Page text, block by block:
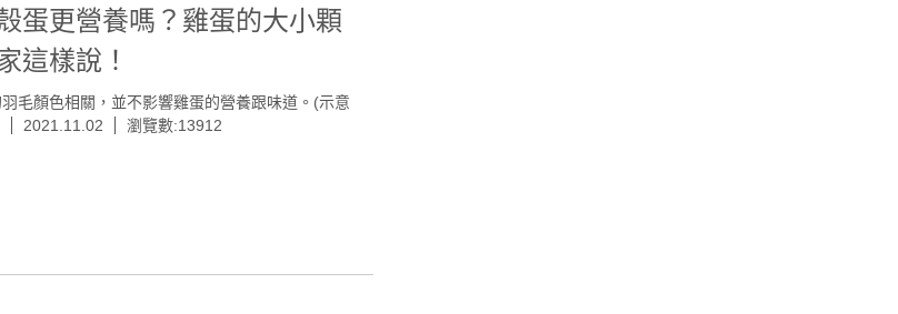
蛋更營養嗎？雞蛋的大小顆
這樣說！
毛顏色相關，並不影響雞蛋的營養跟味道。(示意
2021.11.02 瀏覽數:13912